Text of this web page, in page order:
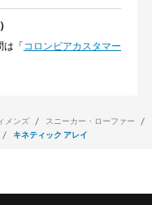
は「コロンビアカスタマー
メンズ スニーカー・ローファー
キネティック アレイ